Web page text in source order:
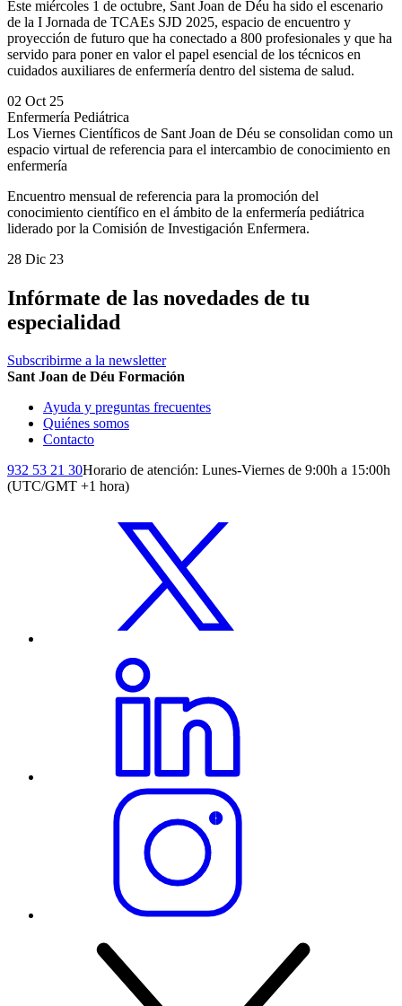
Este miércoles 1 de octubre, Sant Joan de Déu ha sido el escenario
de la I Jornada de TCAEs SJD 2025, espacio de encuentro y
proyección de futuro que ha conectado a 800 profesionales y que ha
servido para poner en valor el papel esencial de los técnicos en
cuidados auxiliares de enfermería dentro del sistema de salud.
02 Oct 25
Enfermería Pediátrica
Los Viernes Científicos de Sant Joan de Déu se consolidan como un
espacio virtual de referencia para el intercambio de conocimiento en
enfermería
Encuentro mensual de referencia para la promoción del
conocimiento científico en el ámbito de la enfermería pediátrica
liderado por la Comisión de Investigación Enfermera.
28 Dic 23
Infórmate de las novedades de tu
especialidad
Subscribirme a la newsletter
Sant Joan de Déu Formación
Ayuda y preguntas frecuentes
Quiénes somos
Contacto
932 53 21 30Horario de atención: Lunes-Viernes de 9:00h a 15:00h
(UTC/GMT +1 hora)